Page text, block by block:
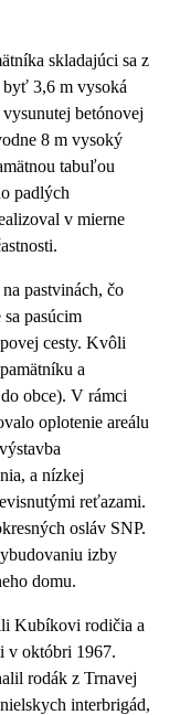
skladajúci sa z
byť 3,6 m vysoká
betónovej
8 m vysoký
tabuľou
padlých
v mierne
pastvinách, čo
pasúcim
cesty. Kvôli
a
obce). V rámci
oplotenie areálu
a nízkej
reťazami.
osláv SNP.
izby
domu.
Kubíkovi rodičia a
v októbri 1967.
rodák z Trnavej
interbrigád,